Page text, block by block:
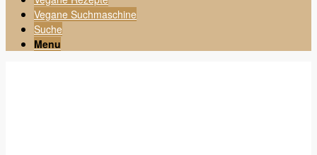
Vegane Suchmaschine
Suche
Menu